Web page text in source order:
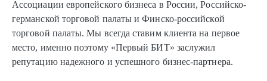
Ассоциации европейского бизнеса в России, Российско-
германской торговой палаты и Финско-российской
торговой палаты. Мы всегда ставим клиента на первое
место, именно поэтому «Первый БИТ» заслужил
репутацию надежного и успешного бизнес-партнера.